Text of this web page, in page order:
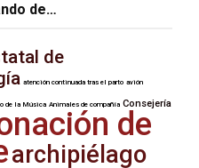
de…
de
atención continuada tras el parto avión
de la Música Animales de compañía Consejería
de
archipiélago